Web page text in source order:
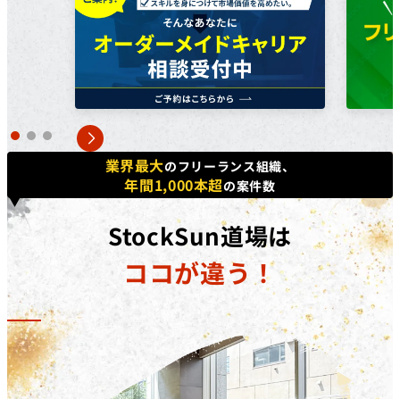
在職者であり、​雇用主の​変更を​伴う​転職を​目指している
方で​あれば、​正社員、​契約・派遣社員、​パートや​アルバ
イトの​方など、​幅広く​ご利用いただけます。詳しくは無
料個別相談にてご相談ください。
対象コース
キャッシュバックを​受けられる​コースは​「動画編集道場
Pro」​「広告運用道場」​「TechElite」​「LINE道場」
「動画デザイン道場」「YouTubeディレクター道場」
「LPO道場」「SNSデザイン道場」​です。
補助金の詳細
対象コースを​受講修了した​際に、​受講料(税抜)の​50%相
当額を​給付いたします。​さらに、​ 弊社紹介経由の転職
後、1年間継続就業で追加の受講料(税抜)20%相当額を
給付いたします。
※リスキリング補助金の予算に達し次第終了となりま
す。
業界最大のフリーランス組織、
年間1,000本超の案件数
StockSun道場は
ココが違う！